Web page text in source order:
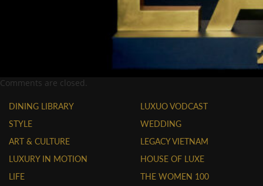
Comments are closed.
DINING LIBRARY
STYLE
ART & CULTURE
LUXURY IN MOTION
LIFE
LUXUO VODCAST
WEDDING
LEGACY VIETNAM
HOUSE OF LUXE
THE WOMEN 100